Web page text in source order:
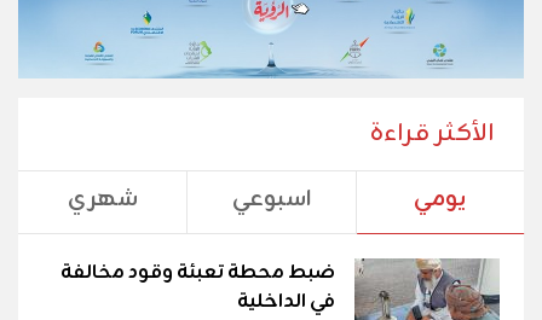
الأكثر قراءة
يومي اسبوعي شهري
ضبط محطة تعبئة وقود مخالفة
في الداخلية